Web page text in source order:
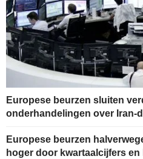
Europese beurzen sluiten
onderhandelingen over Iran-
Europese beurzen
hoger door kwartaalcijfers en